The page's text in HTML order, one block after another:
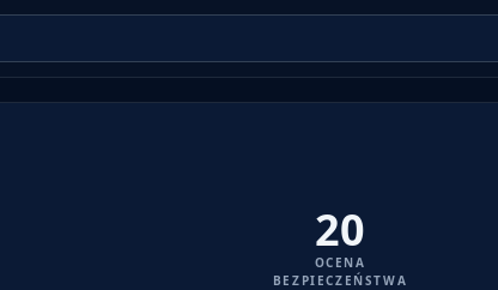
20
OCENA
BEZPIECZEŃSTWA